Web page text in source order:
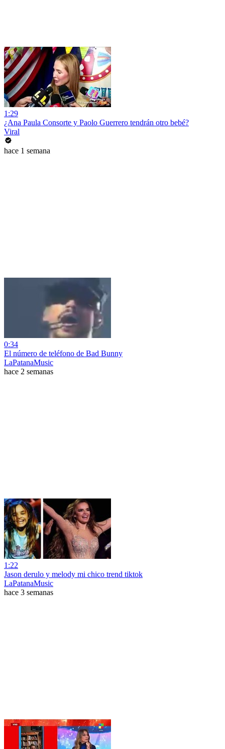
1:29
¿Ana Paula Consorte y Paolo Guerrero tendrán otro bebé?
Viral
hace 1 semana
0:34
El número de teléfono de Bad Bunny
LaPatanaMusic
hace 2 semanas
1:22
Jason derulo y melody mi chico trend tiktok
LaPatanaMusic
hace 3 semanas